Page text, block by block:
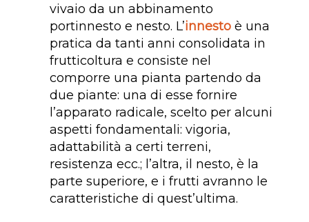
vivaio da un abbinamento
portinnesto e nesto. L’innestoè una
pratica da tanti anni consolidata in
frutticoltura e consiste nel
comporre una pianta partendo da
due piante: una di esse fornire
l’apparato radicale, scelto per alcuni
aspetti fondamentali: vigoria,
adattabilità a certi terreni,
resistenza ecc.; l’altra, il nesto, è la
parte superiore, e i frutti avranno le
caratteristiche di quest’ultima.